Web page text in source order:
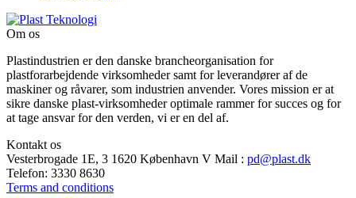
Om os
Plastindustrien er den danske brancheorganisation for
plastforarbejdende virksomheder samt for leverandører af de
maskiner og råvarer, som industrien anvender. Vores mission er at
sikre danske plast-virksomheder optimale rammer for succes og for
at tage ansvar for den verden, vi er en del af.
Kontakt os
Vesterbrogade 1E, 3 1620 København V Mail : pd@plast.dk
Telefon: 3330 8630
Terms and conditions